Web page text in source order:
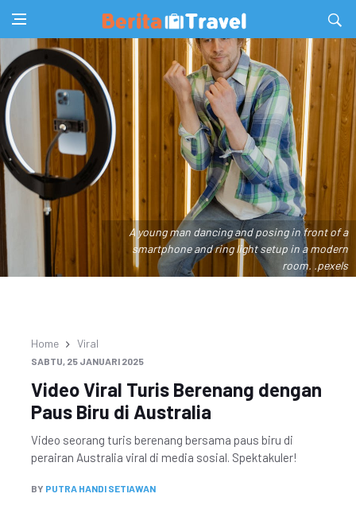
A young man dancing and posing in front of a
smartphone and ring light setup in a modern
room. .pexels
Home Viral
SABTU, 25 JANUARI 2025
Video Viral Turis Berenang dengan
Paus Biru di Australia
Video seorang turis berenang bersama paus biru di
perairan Australia viral di media sosial. Spektakuler!
BY PUTRA HANDI SETIAWAN